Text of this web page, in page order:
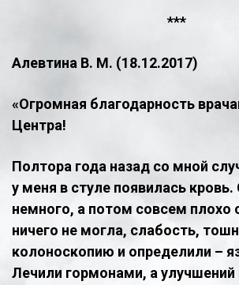
​***
Алевтина В. М. (18.12.2017)
​«Огромная благодарность
Центра!
Полтора года назад со мной
у меня в стуле появилась кровь.
немного, а потом совсем плохо
ничего не могла, слабость,
колоноскопию и определили –
Лечили гормонами, а улучшений